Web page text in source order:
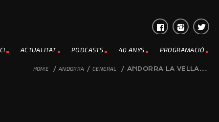
ACTUALITAT PODCASTS 40 ANYS PROGRAMACIÓ
HOME / ANDORRA / GENERAL / ANDORRA LA VELLA...